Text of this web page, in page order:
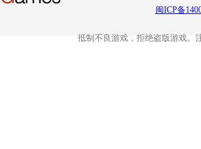
闽ICP备
抵制不良游戏，拒绝盗版游戏。